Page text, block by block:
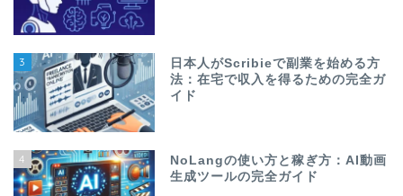
3
日本人がScribieで副業を始める方
法：在宅で収入を得るための完全ガ
イド
4
NoLangの使い方と稼ぎ方：AI動画
生成ツールの完全ガイド